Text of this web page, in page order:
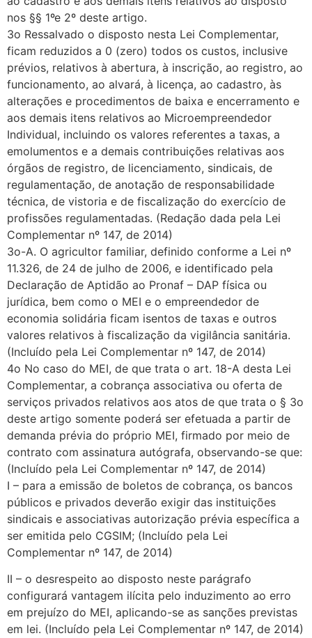
nos §§ 1ºe 2º deste artigo.
3o Ressalvado o disposto nesta Lei Complementar,
ficam reduzidos a 0 (zero) todos os custos, inclusive
prévios, relativos à abertura, à inscrição, ao registro, ao
funcionamento, ao alvará, à licença, ao cadastro, às
alterações e procedimentos de baixa e encerramento e
aos demais itens relativos ao Microempreendedor
Individual, incluindo os valores referentes a taxas, a
emolumentos e a demais contribuições relativas aos
órgãos de registro, de licenciamento, sindicais, de
regulamentação, de anotação de responsabilidade
técnica, de vistoria e de fiscalização do exercício de
profissões regulamentadas. (Redação dada pela Lei
Complementar nº 147, de 2014)
3o-A. O agricultor familiar, definido conforme a Lei nº
11.326, de 24 de julho de 2006, e identificado pela
Declaração de Aptidão ao Pronaf – DAP física ou
jurídica, bem como o MEI e o empreendedor de
economia solidária ficam isentos de taxas e outros
valores relativos à fiscalização da vigilância sanitária.
(Incluído pela Lei Complementar nº 147, de 2014)
4o No caso do MEI, de que trata o art. 18-A desta Lei
Complementar, a cobrança associativa ou oferta de
serviços privados relativos aos atos de que trata o § 3o
deste artigo somente poderá ser efetuada a partir de
demanda prévia do próprio MEI, firmado por meio de
contrato com assinatura autógrafa, observando-se que:
(Incluído pela Lei Complementar nº 147, de 2014)
I – para a emissão de boletos de cobrança, os bancos
públicos e privados deverão exigir das instituições
sindicais e associativas autorização prévia específica a
ser emitida pelo CGSIM; (Incluído pela Lei
Complementar nº 147, de 2014)
II – o desrespeito ao disposto neste parágrafo
configurará vantagem ilícita pelo induzimento ao erro
em prejuízo do MEI, aplicando-se as sanções previstas
em lei. (Incluído pela Lei Complementar nº 147, de 2014)